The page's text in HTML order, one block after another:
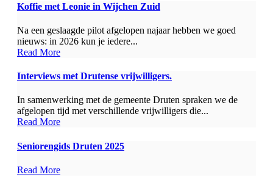
Koffie met Leonie in Wijchen Zuid
Na een geslaagde pilot afgelopen najaar hebben we goed
nieuws: in 2026 kun je iedere...
Read More
Interviews met Drutense vrijwilligers.
In samenwerking met de gemeente Druten spraken we de
afgelopen tijd met verschillende vrijwilligers die...
Read More
Seniorengids Druten 2025
Read More